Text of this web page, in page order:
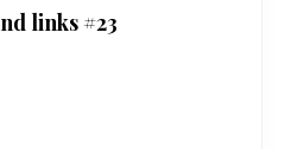
links #23